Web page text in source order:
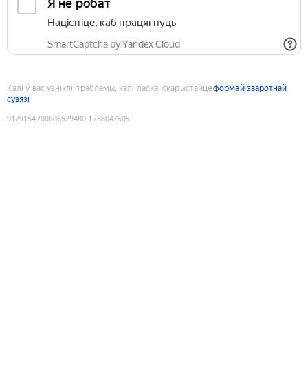
Я не робат
Націсніце, каб працягнуць
SmartCaptcha by Yandex Cloud
Калі ў вас узніклі праблемы, калі ласка, скарыстайцеформай зваротнай
сувязі
9179154700606529480:1786047505